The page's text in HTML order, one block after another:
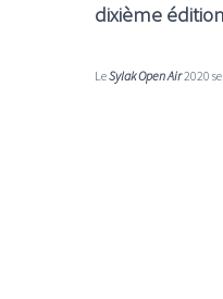
dixième
LeSylak Open Air2020